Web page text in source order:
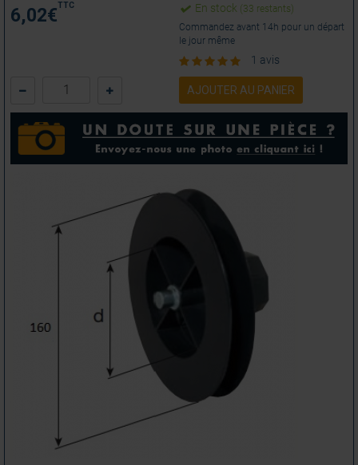
6,02€TTC En stock (33 restants)
Commandez avant 14h pour un départ
le jour même
1 avis
AJOUTER AU PANIER